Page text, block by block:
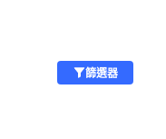
篩選器